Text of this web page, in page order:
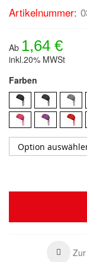
Artikelnummer:
Ab 1,64 €
inkl.20% MWSt
Farben